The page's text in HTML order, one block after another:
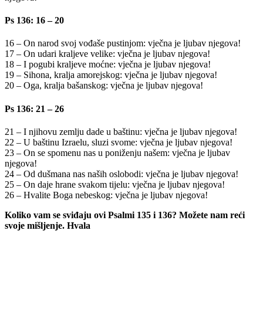
Ps 136: 16 – 20
16 – On narod svoj vođaše pustinjom: vječna je ljubav njegova!
17 – On udari kraljeve velike: vječna je ljubav njegova!
18 – I pogubi kraljeve moćne: vječna je ljubav njegova!
19 – Sihona, kralja amorejskog: vječna je ljubav njegova!
20 – Oga, kralja bašanskog: vječna je ljubav njegova!
Ps 136: 21 – 26
21 – I njihovu zemlju dade u baštinu: vječna je ljubav njegova!
22 – U baštinu Izraelu, sluzi svome: vječna je ljubav njegova!
23 – On se spomenu nas u poniženju našem: vječna je ljubav
njegova!
24 – Od dušmana nas naših oslobodi: vječna je ljubav njegova!
25 – On daje hrane svakom tijelu: vječna je ljubav njegova!
26 – Hvalite Boga nebeskog: vječna je ljubav njegova!
Koliko vam se sviđaju ovi Psalmi 135 i 136? Možete nam reći
svoje mišljenje. Hvala